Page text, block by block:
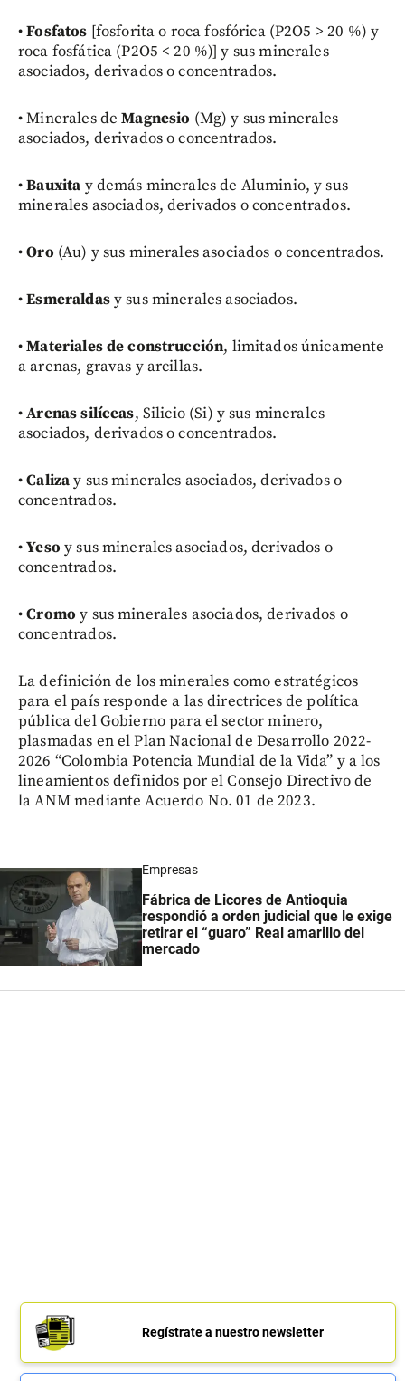
•Fosfatos [fosforita o roca fosfórica (P2O5 > 20 %) y
roca fosfática (P2O5 < 20 %)] y sus minerales
asociados, derivados o concentrados.
• Minerales de Magnesio (Mg) y sus minerales
asociados, derivados o concentrados.
•Bauxita y demás minerales de Aluminio, y sus
minerales asociados, derivados o concentrados.
•Oro (Au) y sus minerales asociados o concentrados.
•Esmeraldasy sus minerales asociados.
•Materiales de construcción, limitados únicamente
a arenas, gravas y arcillas.
•Arenas silíceas, Silicio (Si) y sus minerales
asociados, derivados o concentrados.
•Calizay sus minerales asociados, derivados o
concentrados.
•Yesoy sus minerales asociados, derivados o
concentrados.
•Cromo y sus minerales asociados, derivados o
concentrados.
La definición de los minerales como estratégicos
para el país responde a las directrices de política
pública del Gobierno para el sector minero,
plasmadas en el Plan Nacional de Desarrollo 2022-
2026 “Colombia Potencia Mundial de la Vida” y a los
lineamientos definidos por el Consejo Directivo de
la ANM mediante Acuerdo No. 01 de 2023.
Empresas
Fábrica de Licores de Antioquia
respondió a orden judicial que le exige
retirar el “guaro” Real amarillo del
mercado
Regístrate a nuestro newsletter